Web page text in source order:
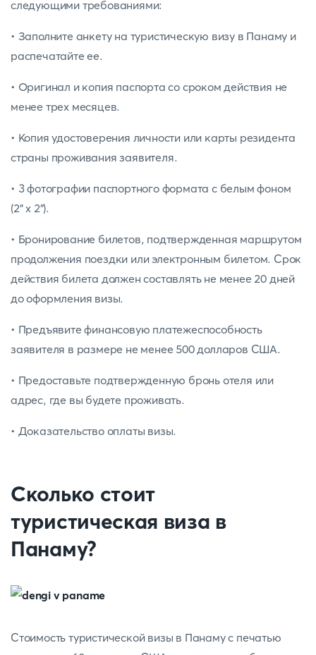
следующими требованиями:
• Заполните анкету на туристическую визу в Панаму и
распечатайте ее.
• Оригинал и копия паспорта со сроком действия не
менее трех месяцев.
• Копия удостоверения личности или карты резидента
страны проживания заявителя.
• 3 фотографии паспортного формата с белым фоном
(2" x 2").
• Бронирование билетов, подтвержденная маршрутом
продолжения поездки или электронным билетом. Срок
действия билета должен составлять не менее 20 дней
до оформления визы.
• Предъявите финансовую платежеспособность
заявителя в размере не менее 500 долларов США.
• Предоставьте подтвержденную бронь отеля или
адрес, где вы будете проживать.
• Доказательство оплаты визы.
Сколько стоит
туристическая виза в
Панаму?
Стоимость туристической визы в Панаму с печатью